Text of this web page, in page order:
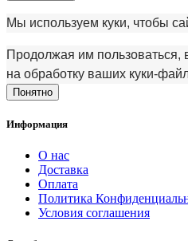
Мы используем куки, чтобы
Продолжая им пользоваться,
на обработку ваших
Понятно
Информация
О нас
Доставка
Оплата
Политика
Условия соглашения